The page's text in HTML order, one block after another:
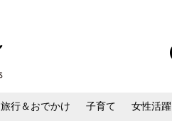
旅行＆おでかけ 子育て 女性活躍